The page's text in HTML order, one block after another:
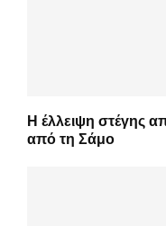
Η έλλειψη στέγης
από τη Σάμο